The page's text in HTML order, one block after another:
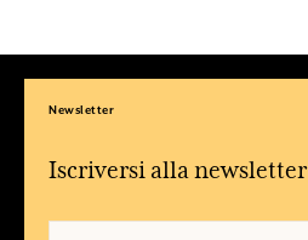
Newsletter
Iscriversi alla newsletter